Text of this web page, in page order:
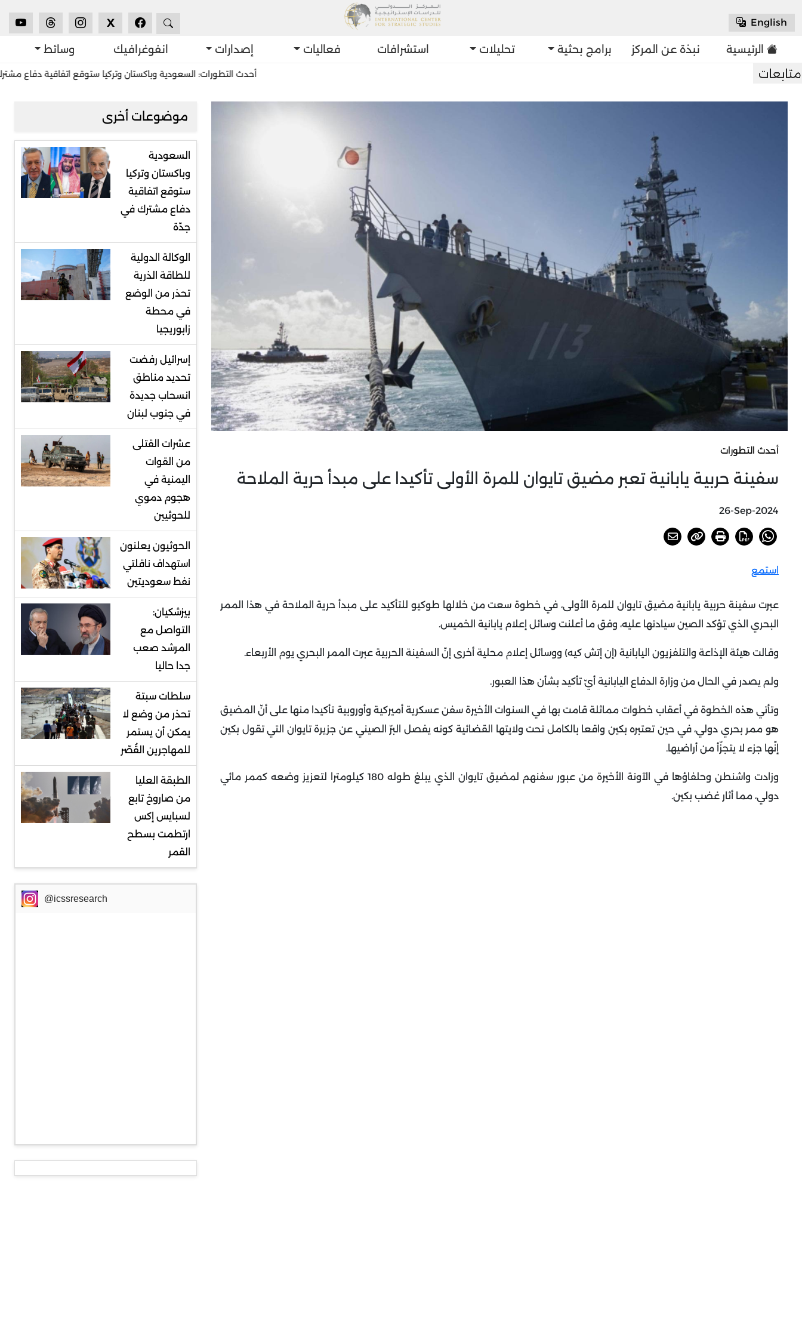
English
X
الرئيسية نبذة عن المركز برامج بحثية تحليلات استشرافات فعاليات إصدارات انفوغرافيك وسائط
أحدث التطورات: السعودية وباكستان وتركيا ستوقع اتفاقية دفاع مشترك في جدّة
أحدث التطورات
سفينة حربية يابانية تعبر مضيق تايوان للمرة الأولى تأكيدا على مبدأ حرية الملاحة
26-Sep-2024
استمع
عبرت سفينة حربية يابانية مضيق تايوان للمرة الأولى، في خطوة سعت من خلالها طوكيو للتأكيد على مبدأ حرية الملاحة في هذا الممر
البحري الذي تؤكد الصين سيادتها عليه، وفق ما أعلنت وسائل إعلام يابانية الخميس.
وقالت هيئة الإذاعة والتلفزيون اليابانية (إن إتش كيه) ووسائل إعلام محلية أخرى إنّ السفينة الحربية عبرت الممر البحري يوم الأربعاء.
ولم يصدر في الحال من وزارة الدفاع اليابانية أيّ تأكيد بشأن هذا العبور.
وتأتي هذه الخطوة في أعقاب خطوات مماثلة قامت بها في السنوات الأخيرة سفن عسكرية أميركية وأوروبية تأكيدا منها على أنّ المضيق
هو ممر بحري دولي، في حين تعتبره بكين واقعا بالكامل تحت ولايتها القضائية كونه يفصل البرّ الصيني عن جزيرة تايوان التي تقول بكين
إنّها جزء لا يتجزّأ من أراضيها.
وزادت واشنطن وحلفاؤها في الآونة الأخيرة من عبور سفنهم لمضيق تايوان الذي يبلغ طوله 180 كيلومترا لتعزيز وضعه كممر مائي
دولي، مما أثار غضب بكين.
موضوعات أخرى
السعودية
وباكستان وتركيا
ستوقع اتفاقية
دفاع مشترك في
جدّة
الوكالة الدولية
للطاقة الذرية
تحذر من الوضع
في محطة
زابوريجيا
إسرائيل رفضت
تحديد مناطق
انسحاب جديدة
في جنوب لبنان
عشرات القتلى
من القوات
اليمنية في
هجوم دموي
للحوثيين
الحوثيون يعلنون
استهداف ناقلتي
نفط سعوديتين
بيزشكيان:
التواصل مع
المرشد صعب
جدا حاليا
سلطات سبتة
تحذر من وضع لا
يمكن أن يستمر
للمهاجرين القُصّر
الطبقة العليا
من صاروخ تابع
لسبايس إكس
ارتطمت بسطح
القمر
@icssresearch